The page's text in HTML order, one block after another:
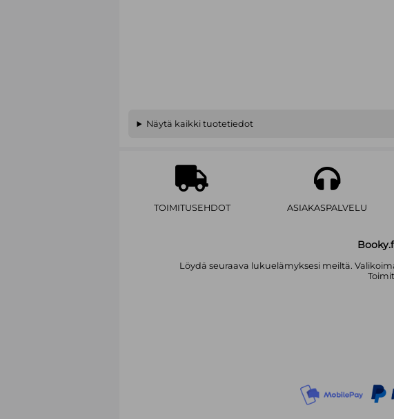
Näytä kaikki tuotetiedot
TOIMITUSEHDOT ASIAKASPALVELU
Löydä seuraava lukuelämyksesi meiltä.